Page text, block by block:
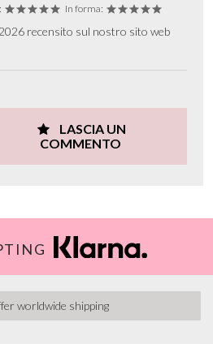
In forma:
recensito sul nostro sito web
LASCIA UN
COMMENTO
worldwide shipping